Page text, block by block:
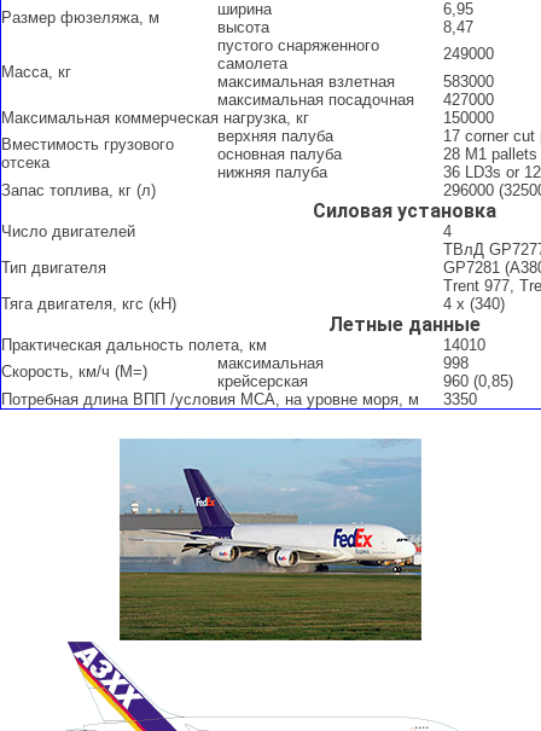
Размер фюзеляжа, м
ширина
6,95
высота
8,47
Масса, кг
пустого снаряженного
самолета
249000
максимальная взлетная
583000
максимальная посадочная
427000
Максимальная коммерческая нагрузка, кг
150000
Вместимость грузового
отсека
верхняя палуба
17 corner cut
основная палуба
28 M1
нижняя палуба
36 LD3s or
Запас топлива, кг (л)
296000
Силовая установка
Число двигателей
4
Тип двигателя
ТВлД
GP7281
Trent 977,
Тяга двигателя, кгс (кН)
4 х (340)
Летные данные
Практическая дальность полета, км
14010
Скорость, км/ч (М=)
максимальная
998
крейсерская
960 (0,85)
Потребная длина ВПП /условия МСА, на уровне моря, м
3350